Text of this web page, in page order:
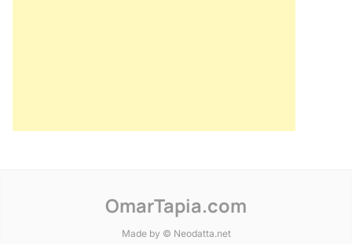
OmarTapia.com
Made by © Neodatta.net